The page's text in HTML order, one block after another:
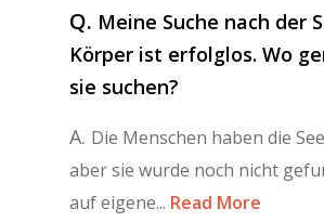
Q. Meine Suche nach der
Körper ist erfolglos. Wo
sie suchen?
A. Die Menschen haben die
aber sie wurde noch nicht
auf eigene... Read More